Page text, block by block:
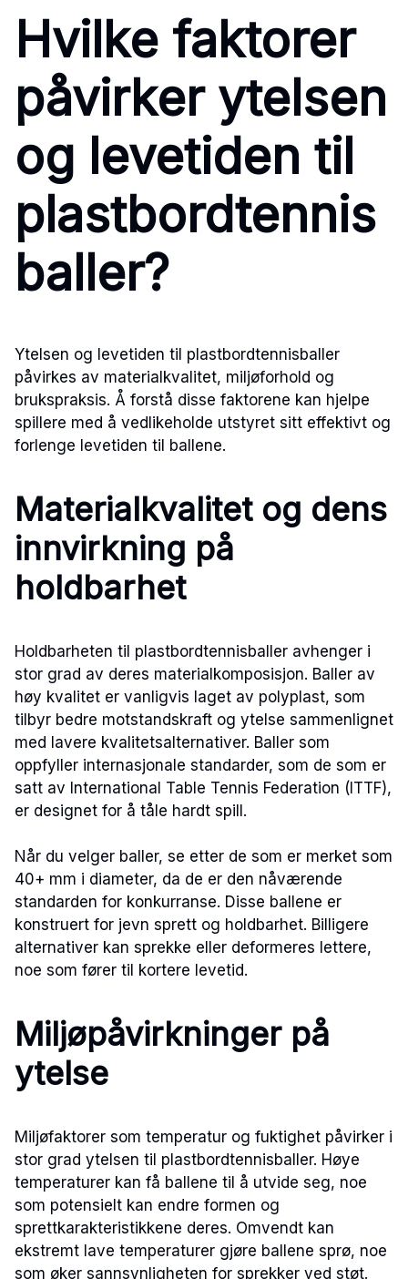
Hvilke faktorer
påvirker ytelsen
og levetiden til
plastbordtennis
baller?
Ytelsen og levetiden til plastbordtennisballer
påvirkes av materialkvalitet, miljøforhold og
brukspraksis. Å forstå disse faktorene kan hjelpe
spillere med å vedlikeholde utstyret sitt effektivt og
forlenge levetiden til ballene.
Materialkvalitet og dens
innvirkning på
holdbarhet
Holdbarheten til plastbordtennisballer avhenger i
stor grad av deres materialkomposisjon. Baller av
høy kvalitet er vanligvis laget av polyplast, som
tilbyr bedre motstandskraft og ytelse sammenlignet
med lavere kvalitetsalternativer. Baller som
oppfyller internasjonale standarder, som de som er
satt av International Table Tennis Federation (ITTF),
er designet for å tåle hardt spill.
Når du velger baller, se etter de som er merket som
40+ mm i diameter, da de er den nåværende
standarden for konkurranse. Disse ballene er
konstruert for jevn sprett og holdbarhet. Billigere
alternativer kan sprekke eller deformeres lettere,
noe som fører til kortere levetid.
Miljøpåvirkninger på
ytelse
Miljøfaktorer som temperatur og fuktighet påvirker i
stor grad ytelsen til plastbordtennisballer. Høye
temperaturer kan få ballene til å utvide seg, noe
som potensielt kan endre formen og
sprettkarakteristikkene deres. Omvendt kan
ekstremt lave temperaturer gjøre ballene sprø, noe
som øker sannsynligheten for sprekker ved støt.